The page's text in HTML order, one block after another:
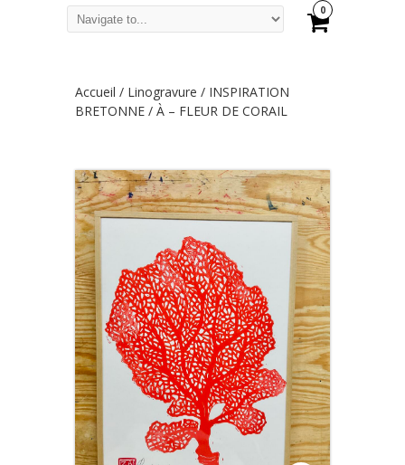
0
Accueil / Linogravure / INSPIRATION
BRETONNE / À – FLEUR DE CORAIL